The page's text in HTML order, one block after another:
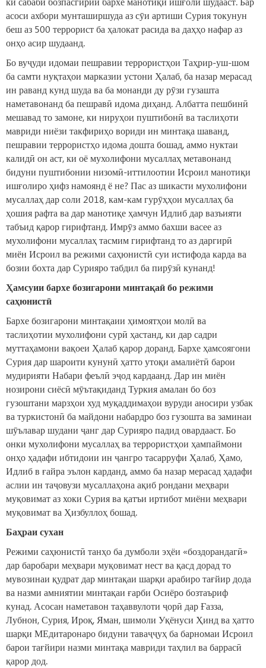
асоси ахбори мунташиршуда аз сӯи артиши Сурия токунун
беш аз 500 террорист ба ҳалокат расида ва даҳҳо нафар аз
онҳо асир шудаанд.
Бо вуҷуди идомаи пешравии террористҳои Таҳрир-уш-шом
ба самти нуқтаҳои марказии устони Ҳалаб, ба назар мерасад
ин раванд кунд шуда ва ба монанди ду рӯзи гузашта
наметавонанд ба пешравӣ идома диҳанд. Албатта пешбинӣ
мешавад то замоне, ки нируҳои пуштибонӣ ва таслиҳоти
мавриди ниёзи такфириҳо вориди ин минтақа шаванд,
пешравии террористҳо идома дошта бошад, аммо нуктаи
калидӣ он аст, ки оё мухолифони мусаллаҳ метавонанд
бидуни пуштибонии низомӣ-иттилоотии Исроил манотиқи
ишғолиро ҳифз намоянд ё не? Пас аз шикасти мухолифони
мусаллаҳ дар соли 2018, кам-кам гурӯҳҳои мусаллаҳ ба
ҳошия рафта ва дар манотиқе ҳамчун Идлиб дар вазъияти
табъид қарор гирифтанд. Имрӯз аммо бахши васее аз
мухолифони мусаллаҳ тасмим гирифтанд то аз даргирӣ
миён Исроил ва режими саҳюнистӣ суи истифода карда ва
бозии бохта дар Сурияро табдил ба пирӯзӣ кунанд!
Ҳамсуии бархе бозигарони минтақаӣ бо режими
саҳюнистӣ
Бархе бозигарони минтақаии ҳимоятҳои молӣ ва
таслиҳотии мухолифони сурӣ ҳастанд, ки дар садри
муттаҳамони вақоеи Ҳалаб қарор доранд. Бархе ҳамсоягони
Сурия дар шароити кунунӣ ҳатто утоқи амалиётӣ барои
мудирияти Набари феълӣ эҷод кардаанд. Дар ин миён
нозирони сиёсӣ мӯътақиданд Туркия амалан бо боз
гузоштани марзҳои худ муқаддимаҳои вуруди аносири узбак
ва туркистонӣ ба майдони набардро боз гузошта ва заминаи
шӯълавар шудани ҷанг дар Сурияро падид овардааст. Бо
онки мухолифони мусаллаҳ ва террористҳои ҳампаймони
онҳо ҳадафи ибтидоии ин ҷангро тасарруфи Ҳалаб, Ҳамо,
Идлиб в ғайра эълон карданд, аммо ба назар мерасад ҳадафи
аслии ин таҷовузи мусаллаҳона ақиб рондани меҳвари
муқовимат аз хоки Сурия ва қатъи иртибот миёни меҳвари
муқовимат ва Ҳизбуллоҳ бошад.
Баҳраи сухан
Режими саҳюнистӣ танҳо ба думболи эҳёи «боздорандагӣ»
дар баробари меҳвари муқовимат нест ва қасд дорад то
мувозинаи қудрат дар минтақаи шарқи арабиро тағйир дода
ва назми амниятии минтақаи ғарби Осиёро бозтаъриф
кунад. Асосан наметавон таҳаввулоти ҷорӣ дар Ғазза,
Лубнон, Сурия, Ироқ, Яман, шимоли Уқёнуси Ҳинд ва ҳатто
шарқи МЕдитаронаро бидуни таваҷҷуҳ ба барномаи Исроил
барои тағйири назми минтақа мавриди таҳлил ва баррасӣ
қарор дод.